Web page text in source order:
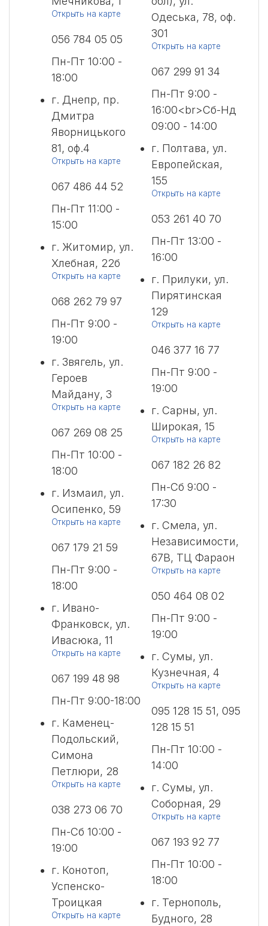
Открыть на карте
056 784 05 05
Пн-Пт 10:00 -
18:00
г. Днепр, пр.
Дмитра
Яворницького
81, оф.4
Открыть на карте
067 486 44 52
Пн-Пт 11:00 -
15:00
г. Житомир, ул.
Хлебная, 22б
Открыть на карте
068 262 79 97
Пн-Пт 9:00 -
19:00
г. Звягель, ул.
Героев
Майдану, 3
Открыть на карте
067 269 08 25
Пн-Пт 10:00 -
18:00
г. Измаил, ул.
Осипенко, 59
Открыть на карте
067 179 21 59
Пн-Пт 9:00 -
18:00
г. Ивано-
Франковск, ул.
Ивасюка, 11
Открыть на карте
067 199 48 98
Пн-Пт 9:00-18:00
г. Каменец-
Подольский,
Симона
Петлюри, 28
Открыть на карте
038 273 06 70
Пн-Сб 10:00 -
19:00
г. Конотоп,
Успенско-
Троицкая
Открыть на карте
Одеська, 78, оф.
301
Открыть на карте
067 299 91 34
Пн-Пт 9:00 -
16:00<br>Сб-Нд
09:00 - 14:00
г. Полтава, ул.
Европейская,
155
Открыть на карте
053 261 40 70
Пн-Пт 13:00 -
16:00
г. Прилуки, ул.
Пирятинская
129
Открыть на карте
046 377 16 77
Пн-Пт 9:00 -
19:00
г. Сарны, ул.
Широкая, 15
Открыть на карте
067 182 26 82
Пн-Сб 9:00 -
17:30
г. Смела, ул.
Независимости,
67В, ТЦ Фараон
Открыть на карте
050 464 08 02
Пн-Пт 9:00 -
19:00
г. Сумы, ул.
Кузнечная, 4
Открыть на карте
095 128 15 51, 095
128 15 51
Пн-Пт 10:00 -
14:00
г. Сумы, ул.
Соборная, 29
Открыть на карте
067 193 92 77
Пн-Пт 10:00 -
18:00
г. Тернополь,
Будного, 28